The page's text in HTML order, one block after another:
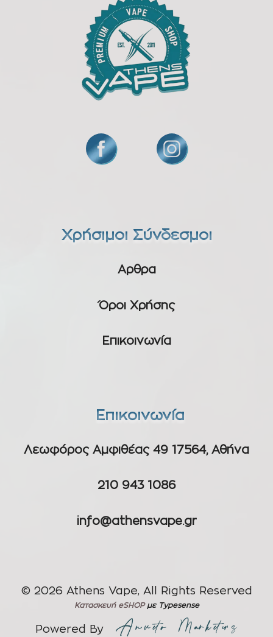
Χρήσιμοι Σύνδεσμοι
Αρθρα
Όροι Χρήσης
Επικοινωνία
Επικοινωνία
Λεωφόρος Αμφιθέας 49 17564, Αθήνα
210 943 1086
info@athensvape.gr
© 2026 Athens Vape, All Rights Reserved
Κατασκευή eSHOPμε Typesense
Powered By